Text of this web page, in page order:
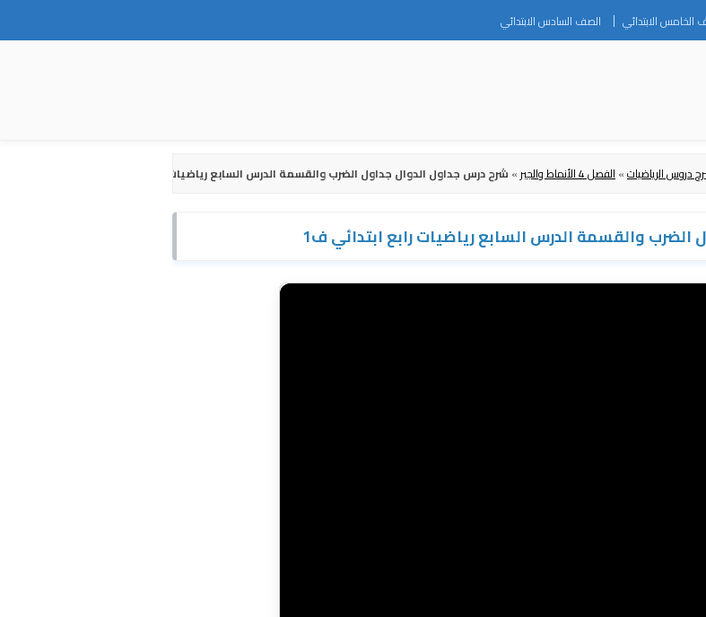
Skip
to
الخامس الابتدائي الصف السادس الابتدائي
دروس الرياضيات»الفصل 4 الأنماط والجبر » شرح درس جداول الدوال جداول الضرب والقسمة الدرس السابع رياضيات رابع ابتدائي ف1
والقسمة الدرس السابع رياضيات رابع ابتدائي ف1